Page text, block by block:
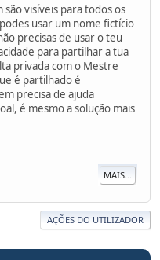
visíveis para todos os
usar um nome fictício
precisas de usar o teu
para partilhar a tua
privada com o Mestre
é partilhado é
precisa de ajuda
é mesmo a solução mais
MAIS...
AÇÕES DO UTILIZADOR